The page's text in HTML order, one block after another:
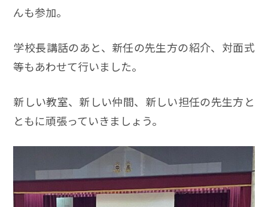
んも参加。
学校長講話のあと、新任の先生方の紹介、対面式
等もあわせて行いました。
新しい教室、新しい仲間、新しい担任の先生方と
ともに頑張っていきましょう。